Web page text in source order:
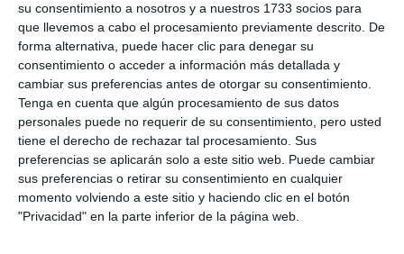
su consentimiento a nosotros y a nuestros 1733 socios para
que llevemos a cabo el procesamiento previamente descrito. De
forma alternativa, puede hacer clic para denegar su
consentimiento o acceder a información más detallada y
cambiar sus preferencias antes de otorgar su consentimiento.
Tenga en cuenta que algún procesamiento de sus datos
personales puede no requerir de su consentimiento, pero usted
tiene el derecho de rechazar tal procesamiento. Sus
preferencias se aplicarán solo a este sitio web. Puede cambiar
sus preferencias o retirar su consentimiento en cualquier
momento volviendo a este sitio y haciendo clic en el botón
"Privacidad" en la parte inferior de la página web.